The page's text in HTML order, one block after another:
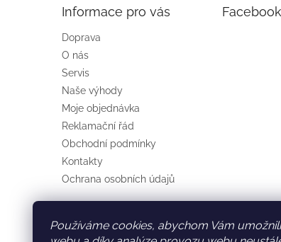
Používáme cookies, abychom Vám
Informace pro vás
Doprava
O nás
Servis
Naše výhody
Moje objednávka
Reklamační řád
Obchodní podmínky
Kontakty
Ochrana osobních údajů
Facebook
AT